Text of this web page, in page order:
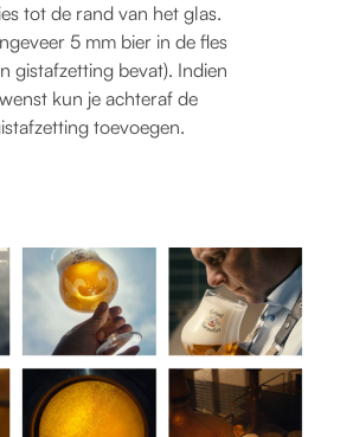
tot de rand van het glas.
5 mm bier in de fles
gistafzetting bevat). Indien
kun je achteraf de
toevoegen.